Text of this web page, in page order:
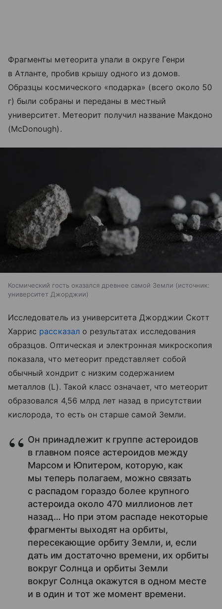
Фрагменты метеорита упали в округе Генри
в Атланте, пробив крышу одного из домов.
Образцы космического «подарка» (всего около 50
г) были собраны и переданы в местный
университет. Метеорит получил название Макдоно
(McDonough).
Космический гость оказался древнее самой Земли
источник:
университет Джорджии
Исследователь из университета Джорджии Скотт
Харрис рассказало результатах исследования
образцов. Оптическая и электронная микроскопия
показала, что метеорит представляет собой
обычный хондрит с низким содержанием
металлов (L). Такой класс означает, что метеорит
образовался 4,56 млрд лет назад в присутствии
кислорода, то есть он старше самой Земли.
Он принадлежит к группе астероидов
в главном поясе астероидов между
Марсом и Юпитером, которую, как
мы теперь полагаем, можно связать
с распадом гораздо более крупного
астероида около 470 миллионов лет
назад… Но при этом распаде некоторые
фрагменты выходят на орбиты,
пересекающие орбиту Земли, и, если
дать им достаточно времени, их орбиты
вокруг Солнца и орбиты Земли
вокруг Солнца окажутся в одном месте
и в один и тот же момент времени.